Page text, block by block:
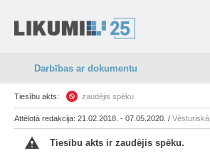
Darbības ar dokumentu
Tiesību akts: zaudējis spēku
Attēlotā redakcija: 21.02.2018. - 07.05.2020. / Vēsturiskā
Tiesību akts ir zaudējis spēku.